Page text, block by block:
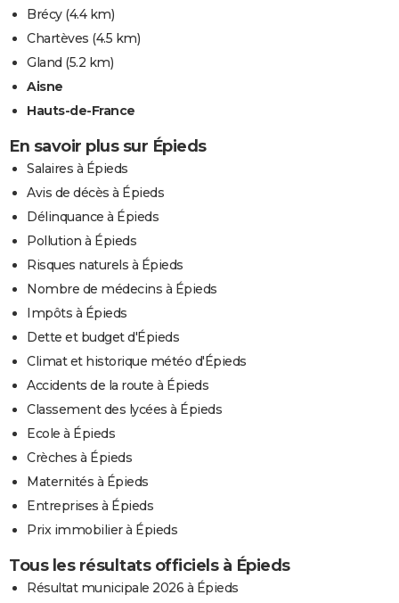
Brécy(4.4 km)
Chartèves (4.5 km)
Gland (5.2 km)
Aisne
Hauts-de-France
En savoir plus sur Épieds
Salaires à Épieds
Avis de décès à Épieds
Délinquance à Épieds
Pollution à Épieds
Risques naturels à Épieds
Nombre de médecins à Épieds
Impôts à Épieds
Dette et budget d'Épieds
Climat et historique météo d'Épieds
Accidents de la route à Épieds
Classement des lycées à Épieds
Ecole à Épieds
Crèches à Épieds
Maternités à Épieds
Entreprises à Épieds
Prix immobilier à Épieds
Tous les résultats officiels à Épieds
Résultat municipale 2026 à Épieds